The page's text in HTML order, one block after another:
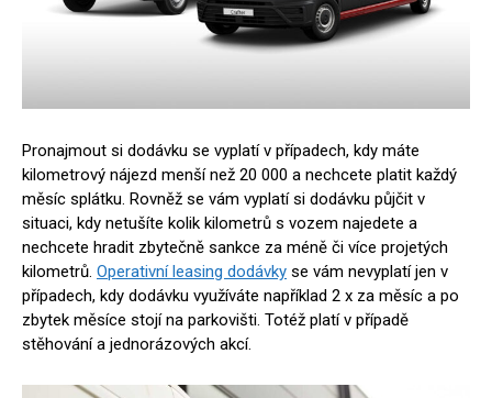
Pronajmout si dodávku se vyplatí v případech, kdy máte
kilometrový nájezd menší než 20 000 a nechcete platit každý
měsíc splátku. Rovněž se vám vyplatí si dodávku půjčit v
situaci, kdy netušíte kolik kilometrů s vozem najedete a
nechcete hradit zbytečně sankce za méně či více projetých
kilometrů. Operativní leasing dodávky se vám nevyplatí jen v
případech, kdy dodávku využíváte například 2 x za měsíc a po
zbytek měsíce stojí na parkovišti. Totéž platí v případě
stěhování a jednorázových akcí.